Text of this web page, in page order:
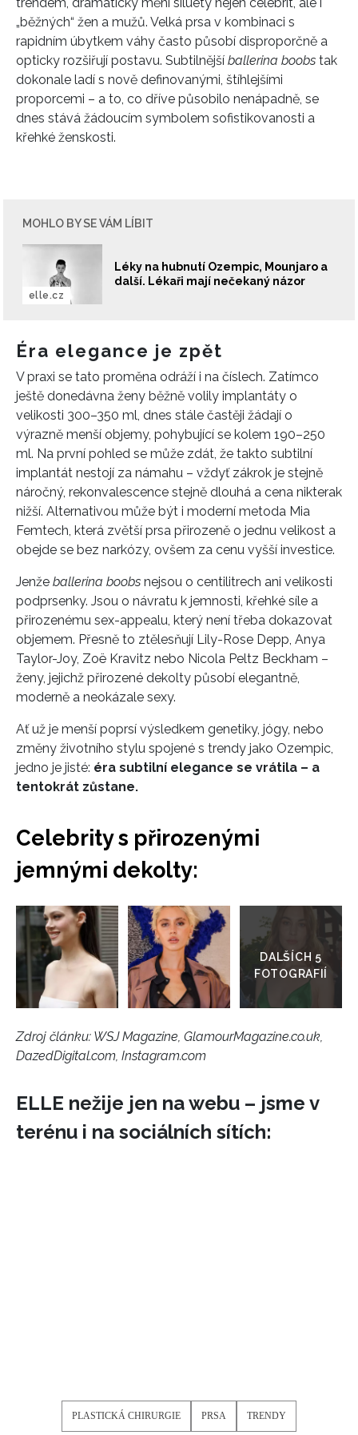
INFORMACE
„běžných“ žen a mužů. Velká prsa v kombinaci s
rapidním úbytkem váhy často působí disproporčně a
opticky rozšiřují postavu. Subtilnější ballerina boobs tak
dokonale ladí s nově definovanými, štíhlejšími
proporcemi – a to, co dříve působilo nenápadně, se
dnes stává žádoucím symbolem sofistikovanosti a
křehké ženskosti.
MOHLO BY SE VÁM LÍBIT
Léky na hubnutí Ozempic, Mounjaro a
další. Lékaři mají nečekaný názor
elle.cz
Éra elegance je zpět
V praxi se tato proměna odráží i na číslech. Zatímco
ještě donedávna ženy běžně volily implantáty o
velikosti 300–350 ml, dnes stále častěji žádají o
výrazně menší objemy, pohybující se kolem 190–250
ml. Na první pohled se může zdát, že takto subtilní
implantát nestojí za námahu – vždyť zákrok je stejně
náročný, rekonvalescence stejně dlouhá a cena nikterak
nižší. Alternativou může být i moderní metoda Mia
Femtech, která zvětší prsa přirozeně o jednu velikost a
obejde se bez narkózy, ovšem za cenu vyšší investice.
Jenže ballerina boobs nejsou o centilitrech ani velikosti
podprsenky. Jsou o návratu k jemnosti, křehké síle a
přirozenému sex-appealu, který není třeba dokazovat
objemem. Přesně to ztělesňují Lily-Rose Depp, Anya
Taylor-Joy, Zoë Kravitz nebo Nicola Peltz Beckham –
ženy, jejichž přirozené dekolty působí elegantně,
moderně a neokázale sexy.
Ať už je menší poprsí výsledkem genetiky, jógy, nebo
změny životního stylu spojené s trendy jako Ozempic,
jedno je jisté: éra subtilní elegance se vrátila – a
tentokrát zůstane.
Celebrity s přirozenými
jemnými dekolty:
Přejít
galerie
Zdroj článku: WSJ Magazine, GlamourMagazine.co.uk,
DazedDigital.com, Instagram.com
ELLE nežije jen na webu – jsme v
terénu i na sociálních sítích:
PLASTICKÁ CHIRURGIE PRSA TRENDY